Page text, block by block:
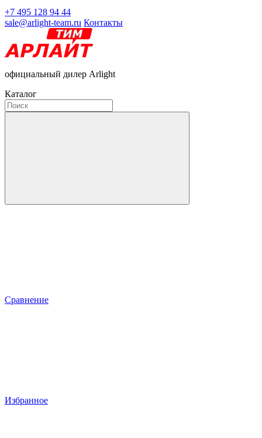
+7 495 128 94 44
sale@arlight-team.ru Контакты
официальный дилер Arlight
Каталог
Сравнение
Избранное